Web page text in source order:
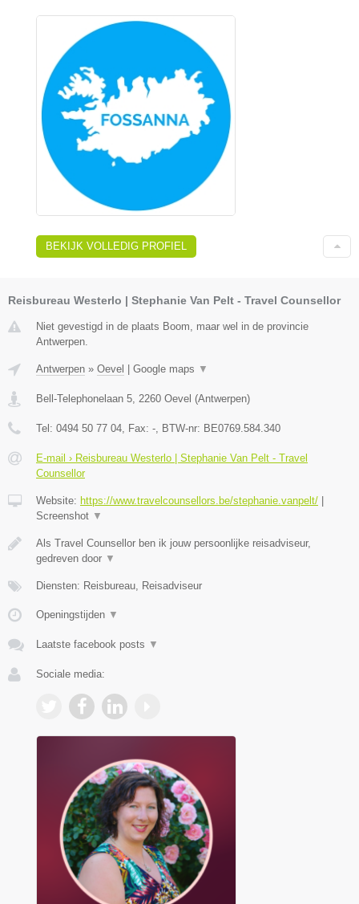
BEKIJK VOLLEDIG PROFIEL
Reisbureau Westerlo | Stephanie Van Pelt - Travel Counsellor
Niet gevestigd in de plaats Boom, maar wel in de provincie
Antwerpen.
Antwerpen » Oevel Google maps ▼
Bell-Telephonelaan 5, 2260 Oevel (Antwerpen)
Tel: 0494 50 77 04, Fax: -, BTW-nr: BE0769.584.340
E-mail › Reisbureau Westerlo | Stephanie Van Pelt - Travel
Counsellor
Website: https://www.travelcounsellors.be/stephanie.vanpelt/
Screenshot ▼
Als Travel Counsellor ben ik jouw persoonlijke reisadviseur,
gedreven door ▼
Diensten: Reisbureau, Reisadviseur
Openingstijden ▼
Laatste facebook posts ▼
Sociale media: